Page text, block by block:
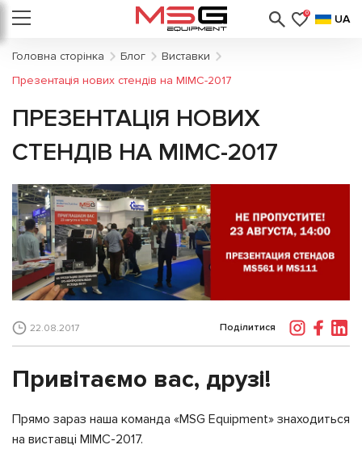
0 UA
Головна сторінка Блог
Виставки
Презентація нових стендів на МІМС-2017
ПРЕЗЕНТАЦІЯ НОВИХ
СТЕНДІВ НА МІМС-2017
22.08.2017 Поділитися
Привітаємо вас, друзі!
Прямо зараз наша команда «MSG Equipment» знаходиться
на виставці МІМС-2017.